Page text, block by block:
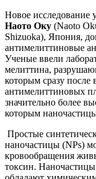
Новое исследование
Наото Оку (Naoto
Shizuoka), Япония,
антимелиттиновые
Ученые ввели
мелиттина,
которым сразу
антимелиттиновых
значительно более
которым
Простые
наночастицы (NPs)
кровообращения
токсин.